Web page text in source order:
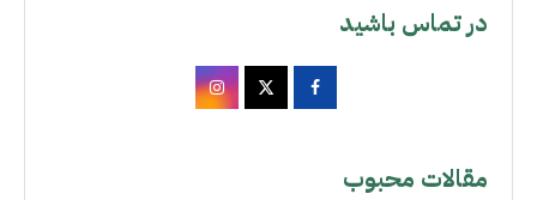
در تماس باشید
مقالات محبوب